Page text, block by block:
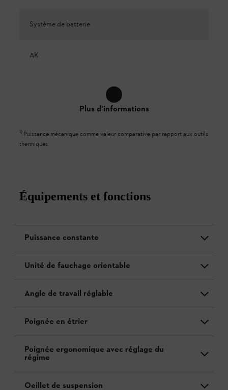
Système de batterie
AK
Plus d'informations
1) Puissance mécanique comme valeur comparative par rapport aux outils
thermiques
Équipements et fonctions
Puissance constante
Unité de fauchage orientable
Angle de travail réglable
Poignée en étrier
Poignée ergonomique avec réglage du
régime
Oeillet de suspension